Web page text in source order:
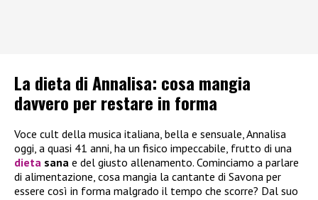
La dieta di Annalisa: cosa mangia
davvero per restare in forma
Voce cult della musica italiana, bella e sensuale, Annalisa
oggi, a quasi 41 anni, ha un fisico impeccabile, frutto di una
dieta sana e del giusto allenamento. Cominciamo a parlare
di alimentazione, cosa mangia la cantante di Savona per
essere così in forma malgrado il tempo che scorre? Dal suo